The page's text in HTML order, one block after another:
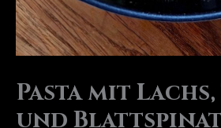
Pasta mit
und Blattspinat